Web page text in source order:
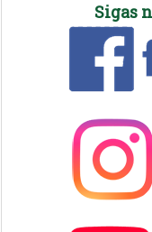
Sigas